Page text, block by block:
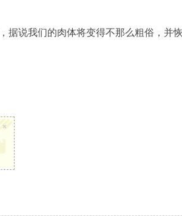
说我们的肉体将变得不那么粗俗，并
×